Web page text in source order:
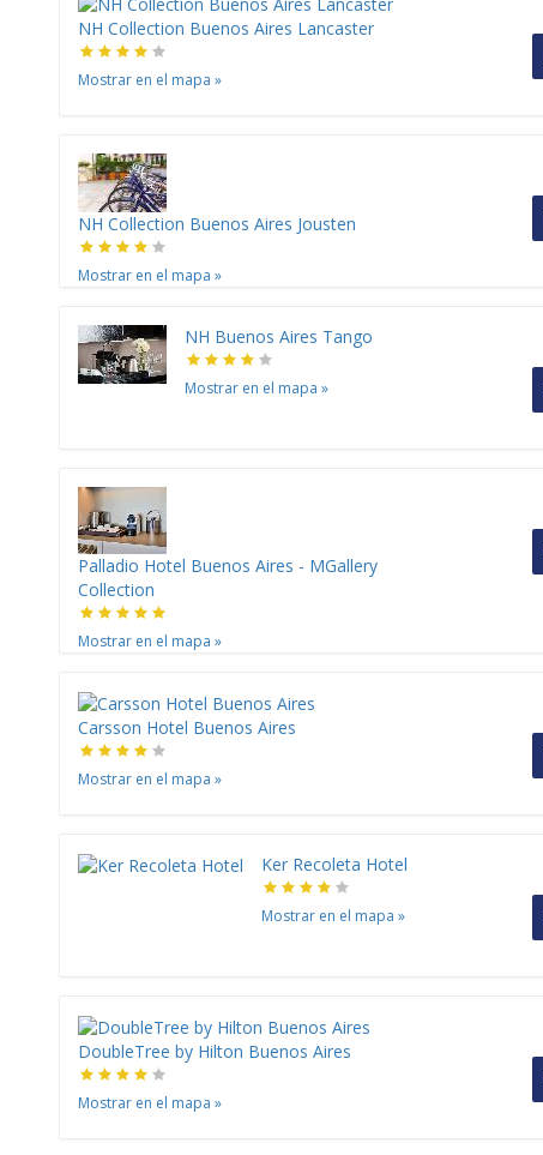
NH Collection Buenos Aires Lancaster
Mostrar en el mapa »
NH Collection Buenos Aires Jousten
Mostrar en el mapa »
NH Buenos Aires Tango
Mostrar en el mapa »
Palladio Hotel Buenos Aires - MGallery
Collection
Mostrar en el mapa »
Carsson Hotel Buenos Aires
Mostrar en el mapa »
Ker Recoleta Hotel
Mostrar en el mapa »
DoubleTree by Hilton Buenos Aires
Mostrar en el mapa »